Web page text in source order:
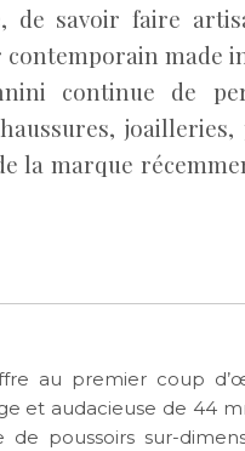
de savoir faire
made
continue de
la marque
au premier coup
et audacieuse de 44
poussoirs sur-